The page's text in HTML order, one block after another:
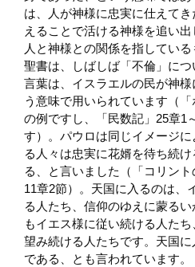
は、人が神様に忠実に仕えて
えることで活ける神様を追い出
人と神様との関係を指してい
聖書は、しばしば「不倫」に
言葉は、イスラエルの民が神
う意味で用いられています（
の例ですし、「民数記」25章1
す）。パウロは同じイメージ
る人々は忠実に花婿を待ち続
る、と言いました（「コリント
11章2節）。天国に入るのは、
る人たち、信仰のゆえに蒙る
もイエス様に従い続ける人た
望み続ける人たちです。天国
である、とも言われています。